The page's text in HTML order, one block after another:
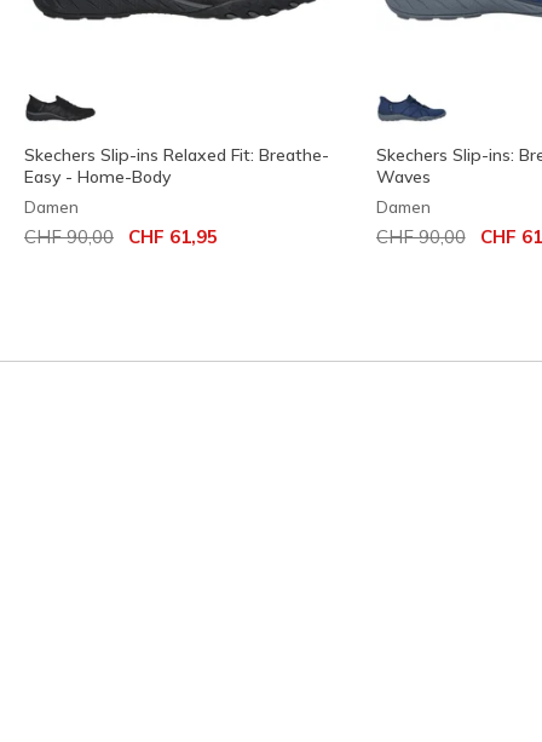
Skechers Slip-ins Relaxed Fit: Breathe-
Easy - Home-Body
Damen
Reduziert von
CHF 90,00 auf
CHF 61,95
Skechers Slip-ins:
Waves
Damen
Reduziert von
CHF 90,00aufCHF